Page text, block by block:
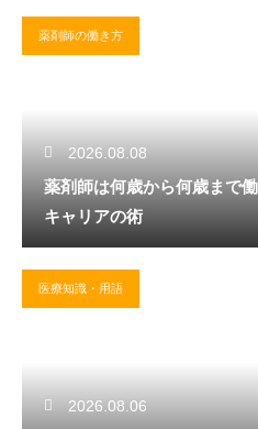
薬剤師の働き方
2026.08.08
薬剤師は何歳から何歳まで
キャリアの術
医療知識・用語
2026.08.06